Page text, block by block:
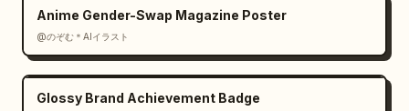
Anime Gender-Swap Magazine Poster
@のぞむ＊AIイラスト
Glossy Brand Achievement Badge